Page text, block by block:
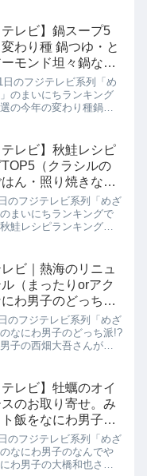
>>めざましテレビ記事
取り寄せOK...
テレビ】鍋スープ5
わり種 鍋つゆ・と
モンド坦々鍋な
ランキング｜2023
日のフジテレビ系列「め
のまいにちランキング
の今年の変わり種鍋つ
り種鍋つゆ５選今年の鍋
ドは食べ方、...
テレビ】秋鮭レシピ
（クラシルの
ん・照り焼きな
ランキング｜9月
のフジテレビ系列「めざ
まいにちランキングで
鮭レシピランキング
鮭レシピランキング
秋鮭とじゃ...
ビ｜熱海のリニュ
（まったりorアク
わ男子のどっち
のフジテレビ系列「めざ
なにわ男子のどっち派!?
子の西畑大吾さんが熱
ツが堪能できるまったり
スポーツなど...
テレビ】牡蠣のオイ
のお取り寄せ。み
飯をなにわ男子が
日
のフジテレビ系列「めざ
なにわ男子のなんでや
わ男子の大橋和也さん